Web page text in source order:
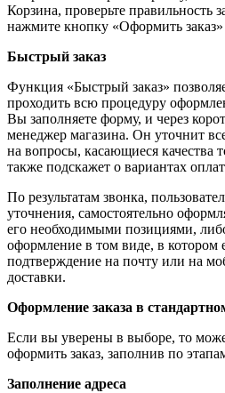
Корзина, проверьте правильность
нажмите кнопку «Оформить
Быстрый заказ
Функция «Быстрый заказ»
проходить всю процедуру
Вы заполняете форму, и через
менеджер магазина. Он уточнит
на вопросы, касающиеся качества
также подскажет о вариантах
По результатам звонка,
уточнения, самостоятельно
его необходимыми позициями,
оформление в том виде, в котором
подтверждение на почту или на
доставки.
Оформление заказа в
Если вы уверены в выборе, то
оформить заказ, заполнив по
Заполнение адреса